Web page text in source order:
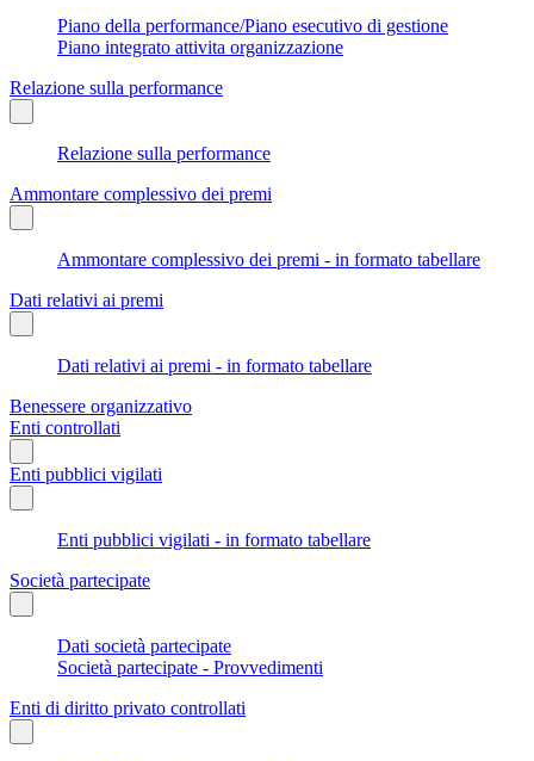
Piano della performance/Piano esecutivo di gestione
Piano integrato attivita organizzazione
Relazione sulla performance
Relazione sulla performance
Ammontare complessivo dei premi
Ammontare complessivo dei premi - in formato tabellare
Dati relativi ai premi
Dati relativi ai premi - in formato tabellare
Benessere organizzativo
Enti controllati
Enti pubblici vigilati
Enti pubblici vigilati - in formato tabellare
Società partecipate
Dati società partecipate
Società partecipate - Provvedimenti
Enti di diritto privato controllati